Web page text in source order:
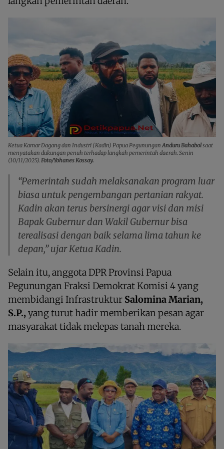
Ketua Kamar Dagang dan Industri (Kadin) Papua PegununganAnduru Bahabolsaat
menyatakan dukungan penuh terhadap langkah pemerintah daerah. Senin
(10/11/2025).Foto/Yohanes Kossay.
“Pemerintah sudah melaksanakan program luar
biasa untuk pengembangan pertanian rakyat.
Kadin akan terus bersinergi agar visi dan misi
Bapak Gubernur dan Wakil Gubernur bisa
terealisasi dengan baik selama lima tahun ke
depan,” ujar Ketua Kadin.
Selain itu, anggota DPR Provinsi Papua
Pegunungan Fraksi Demokrat Komisi 4 yang
membidangi Infrastruktur Salomina Marian,
S.P., yang turut hadir memberikan pesan agar
masyarakat tidak melepas tanah mereka.